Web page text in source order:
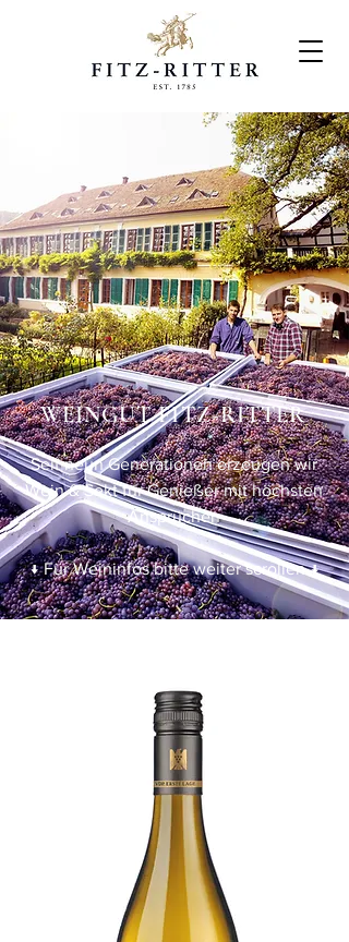
WEINGUT FITZ-RITTER
Seit neun Generationen erzeugen wir
Wein & Sekt für Genießer mit höchsten
Ansprüchen
↓ Für Weininfos bitte weiter scrollen ↓